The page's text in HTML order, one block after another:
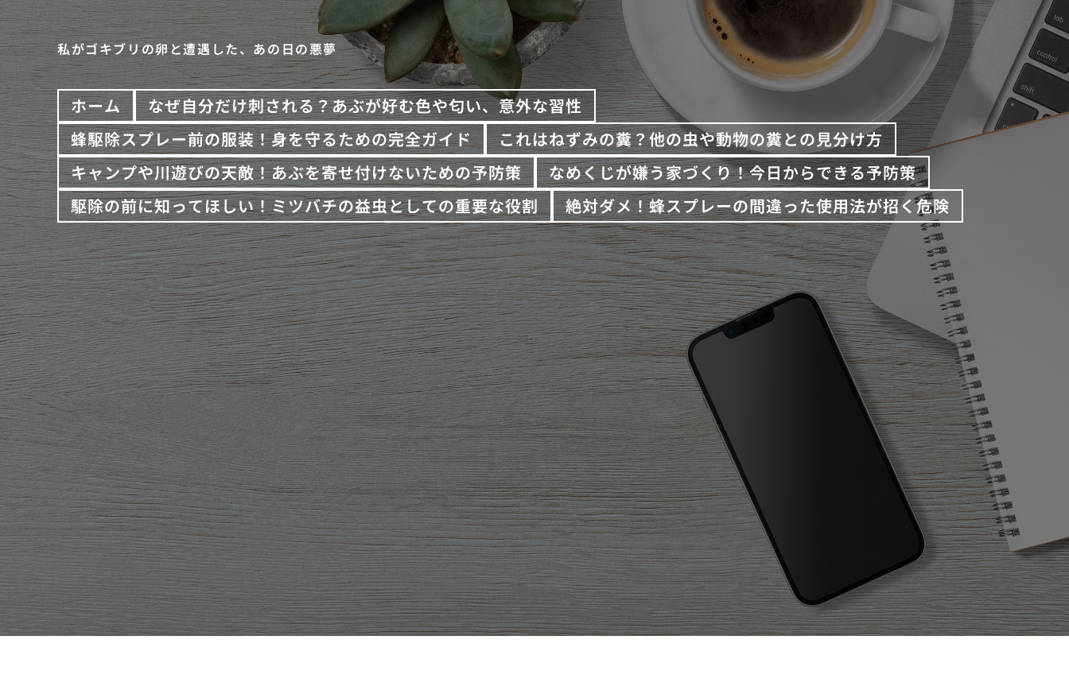
私がゴキブリの卵と遭遇した、あの日の悪夢
ホーム
なぜ自分だけ刺される？あぶが好む色や匂い、意外な習性
蜂駆除スプレー前の服装！身を守るための完全ガイド
これはねずみの糞？他の虫や動物の糞との見分け方
キャンプや川遊びの天敵！あぶを寄せ付けないための予防策
なめくじが嫌う家づくり！今日からできる予防策
駆除の前に知ってほしい！ミツバチの益虫としての重要な役割
絶対ダメ！蜂スプレーの間違った使用法が招く危険